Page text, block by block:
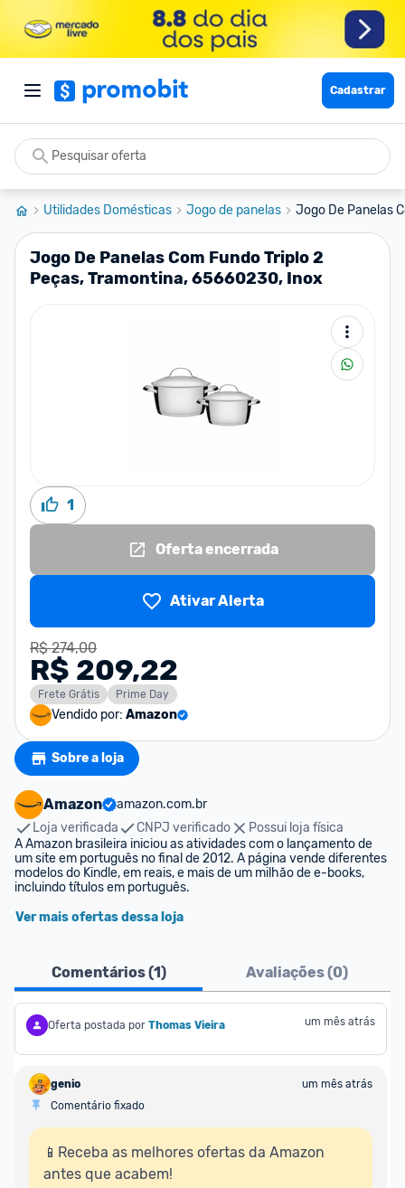
Cadastrar
Utilidades Domésticas Jogo de panelas Jogo De Panelas
Jogo De Panelas Com Fundo Triplo 2
Peças, Tramontina, 65660230, Inox
1
Oferta encerrada
Ativar Alerta
R$ 274,00
R$ 209,22
Frete Grátis Prime Day
Vendido por: Amazon
Sobre a loja
Amazon
amazon.com.br
Loja verificada
CNPJ verificado
Possui loja física
A Amazon brasileira iniciou as atividades com o lançamento de
um site em português no final de 2012. A página vende diferentes
modelos do Kindle, em reais, e mais de um milhão de e-books,
incluindo títulos em português.
Ver mais ofertas dessa loja
Comentários (1) Avaliações (0)
Oferta postada por Thomas Vieira um mês atrás
genio
um mês atrás
Comentário fixado
📱Receba as melhores ofertas da Amazon
antes que acabem!